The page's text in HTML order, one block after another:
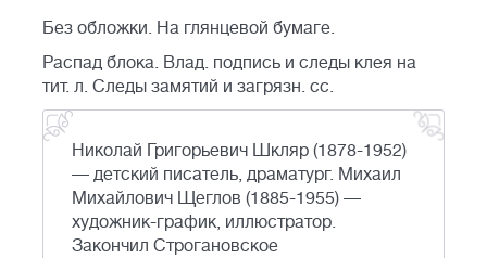
Без обложки. На глянцевой бумаге.
Распад блока. Влад. подпись и следы клея на
тит. л. Следы замятий и загрязн. сс.
Николай Григорьевич Шкляр (1878-1952)
— детский писатель, драматург. Михаил
Михайлович Щеглов (1885-1955) —
художник-график, иллюстратор.
Закончил Строгановское